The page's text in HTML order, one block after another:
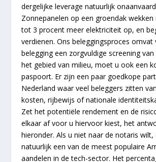
dergelijke leverage natuurlijk
Zonnepanelen op een groendak wekken
tot 3 procent meer elektriciteit op, en
verdienen. Ons beleggingsproces omvat
belegging een zorgvuldige screening
het gebied van milieu, moet u ook een
paspoort. Er zijn een paar goedkope
Nederland waar veel beleggers zitten
kosten, rijbewijs of nationale
Zet het potentiële rendement en de
elkaar af voor u hiervoor kiest, het
hieronder. Als u niet naar de notaris
natuurlijk een van de meest populaire
aandelen in de tech-sector. Het